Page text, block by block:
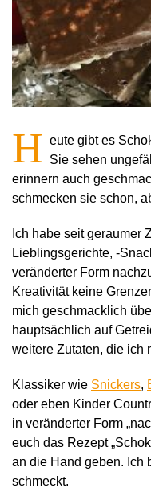
H eute gibt es
Sie sehen
erinnern auch
schmecken sie schon,
Ich habe seit geraumer
Lieblingsgerichte, -
veränderter Form
Kreativität keine
mich geschmacklich
hauptsächlich auf
weitere Zutaten, die ich
Klassiker wie Snickers,
oder eben Kinder
in veränderter Form
euch das Rezept
an die Hand geben. Ich
schmeckt.